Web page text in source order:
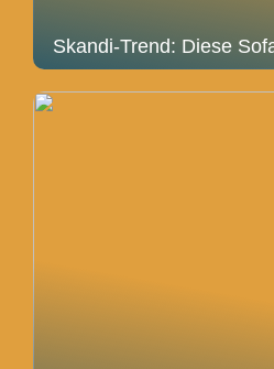
Skandi-Trend: Diese